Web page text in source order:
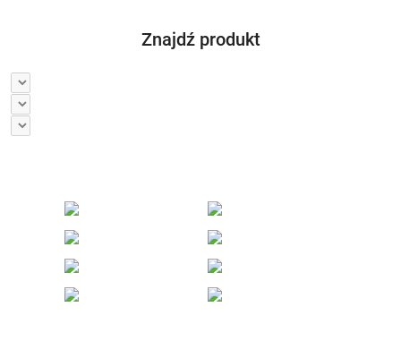
przed
Znajdź produkt